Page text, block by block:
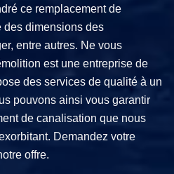
ce remplacement de
dimensions des
entre autres. Ne vous
est une entreprise de
des services de qualité à un
pouvons ainsi vous garantir
de canalisation que nous
Demandez votre
offre.